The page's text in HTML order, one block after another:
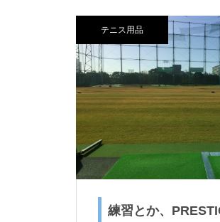
仕事場と
か。
球とか。
テニス用品
練習とか、